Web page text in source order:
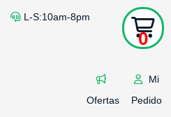
L-S:10am-8pm
Ofertas
Mi
Pedido
0